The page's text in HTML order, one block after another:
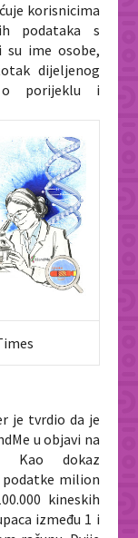
korisnicima
podataka s
su ime osobe,
dijeljenog
o porijeklu i
je tvrdio da je
u objavi na
Kao dokaz
podatke milion
kineskih
između 1 i